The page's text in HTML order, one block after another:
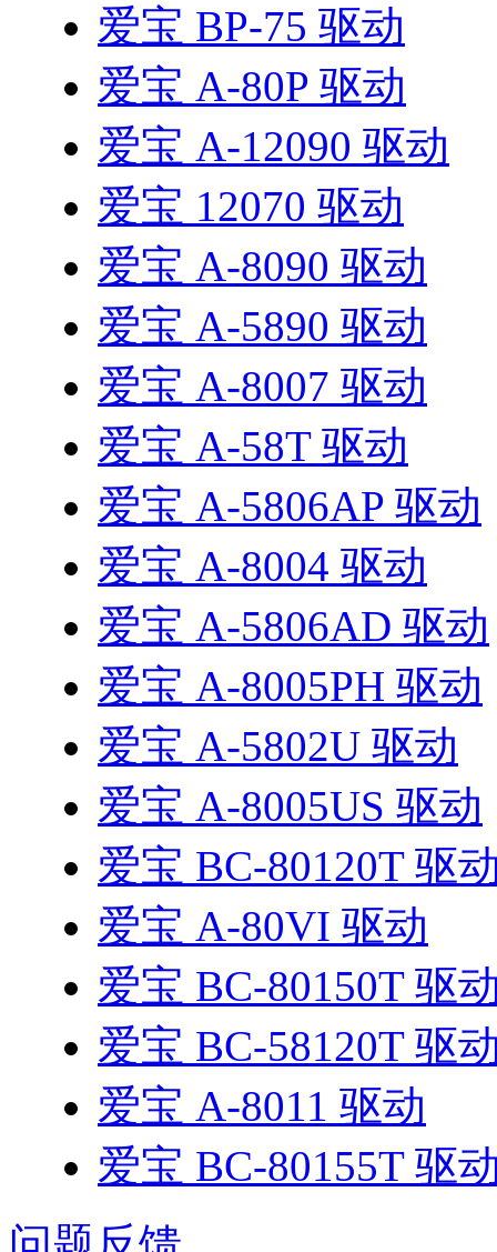
爱宝 BP-75 驱动
爱宝 A-80P 驱动
爱宝 A-12090 驱动
爱宝 12070 驱动
爱宝 A-8090 驱动
爱宝 A-5890 驱动
爱宝 A-8007 驱动
爱宝 A-58T 驱动
爱宝 A-5806AP 驱动
爱宝 A-8004 驱动
爱宝 A-5806AD 驱动
爱宝 A-8005PH 驱动
爱宝 A-5802U 驱动
爱宝 A-8005US 驱动
爱宝 BC-80120T 驱
爱宝 A-80VI 驱动
爱宝 BC-80150T 驱
爱宝 BC-58120T 驱
爱宝 A-8011 驱动
爱宝 BC-80155T 驱